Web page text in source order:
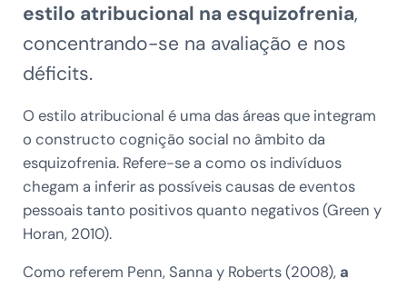
estilo atribucional na esquizofrenia,
concentrando-se na avaliação e nos
déficits.
O estilo atribucional é uma das áreas que integram
o constructo cognição social no âmbito da
esquizofrenia. Refere-se a como os indivíduos
chegam a inferir as possíveis causas de eventos
pessoais tanto positivos quanto negativos (Green y
Horan, 2010).
Como referem Penn, Sanna y Roberts (2008), a